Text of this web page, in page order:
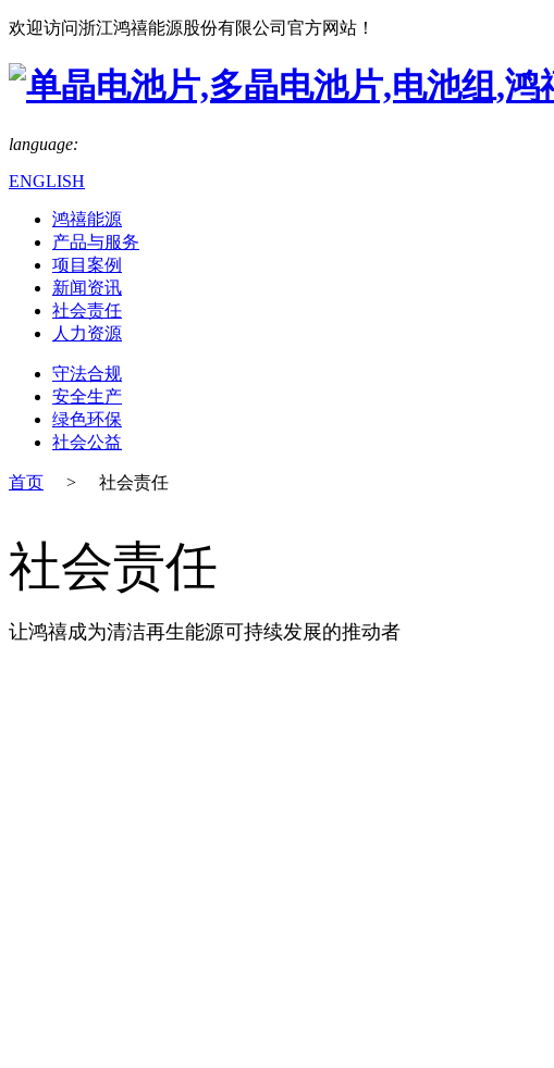
欢迎访问浙江鸿禧能源股份有限公司官方网站！
language:
ENGLISH
鸿禧能源
产品与服务
项目案例
新闻资讯
社会责任
人力资源
守法合规
安全生产
绿色环保
社会公益
首页 > 社会责任
社会责任
让鸿禧成为清洁再生能源可持续发展的推动者